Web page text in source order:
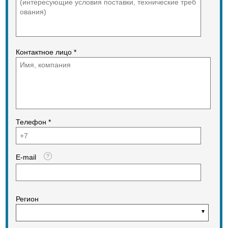
приемник, наконечники для
производству такого оборудования
Если Вам необходим надежное и
надеемся на взаимовыгодное
Контактное лицо *
Телефон *
E-mail
Регион